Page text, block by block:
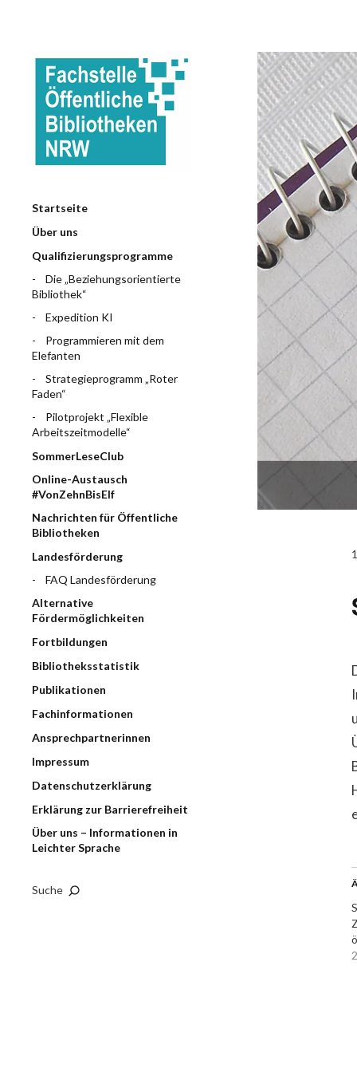
Startseite
Über uns
Qualifizierungsprogramme
Die „Beziehungsorientierte
Bibliothek“
Expedition KI
Programmieren mit dem
Elefanten
Strategieprogramm „Roter
Faden“
Pilotprojekt „Flexible
Arbeitszeitmodelle“
SommerLeseClub
Online-Austausch
#VonZehnBisElf
Nachrichten für Öffentliche
Bibliotheken
Landesförderung
FAQ Landesförderung
Alternative
Fördermöglichkeiten
Fortbildungen
Bibliotheksstatistik
Publikationen
Fachinformationen
Ansprechpartnerinnen
Impressum
Datenschutzerklärung
Erklärung zur Barrierefreiheit
Über uns – Informationen in
Leichter Sprache
Suche